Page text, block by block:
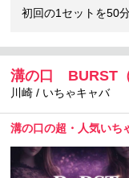
初回の1セットを50
溝の口 BURST（
川崎 / いちゃキャバ
溝の口の超・人気いち